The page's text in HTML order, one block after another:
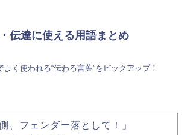
伝達に使える用語まとめ
く使われる“伝わる言葉”をピックアップ！
、フェンダー落として！」